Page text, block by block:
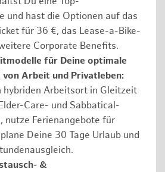
und hast die Optionen auf das
für 36 €, das Lease-a-Bike-
Corporate Benefits.
für Deine optimale
Arbeit und Privatleben:
hybriden Arbeitsort in Gleitzeit
Care- und Sabbatical-
nutze Ferienangebote für
Deine 30 Tage Urlaub und
&